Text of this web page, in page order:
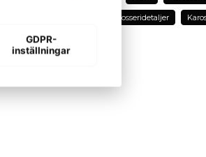
name
Namn
Fram karosseridetaljer
GDPR-
inställningar